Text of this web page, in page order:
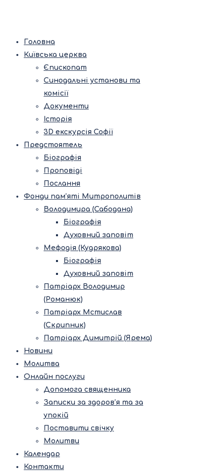
Головна
Київська церква
Єпископат
Синодальні установи та
комісії
Документи
Історія
3D екскурсія Софії
Предстоятель
Біографія
Проповіді
Послання
Фонди пам’яті Митрополитів
Володимира (Сабодана)
Біографія
Духовний заповіт
Мефодія (Кудрякова)
Біографія
Духовний заповіт
Патріарх Володимир
(Романюк)
Патріарх Мстислав
(Скрипник)
Патріарх Димитрій (Ярема)
Новини
Молитва
Онлайн послуги
Допомога священника
Записки за здоров’я та за
упокій
Поставити свічку
Молитви
Календар
Контакти